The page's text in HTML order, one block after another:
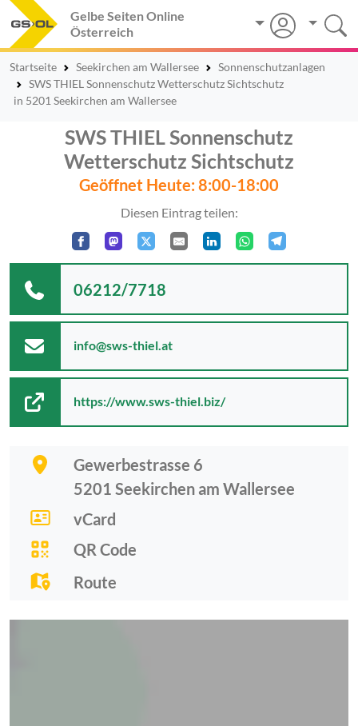
Gelbe Seiten Online
Österreich
Startseite Seekirchen am Wallersee
Sonnenschutzanlagen
SWS THIEL Sonnenschutz Wetterschutz Sichtschutz
in 5201 Seekirchen am Wallersee
SWS THIEL Sonnenschutz
Wetterschutz Sichtschutz
Geöffnet Heute: 8:00-18:00
Diesen Eintrag teilen:
Gewerbestrasse 6
5201 Seekirchen am Wallersee
vCard
QR Code
Route
06212/7718
info@sws-thiel.at
https://www.sws-thiel.biz/